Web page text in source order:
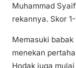
Muhammad
rekannya. Skor
Memasuki
menekan
Hodak juga